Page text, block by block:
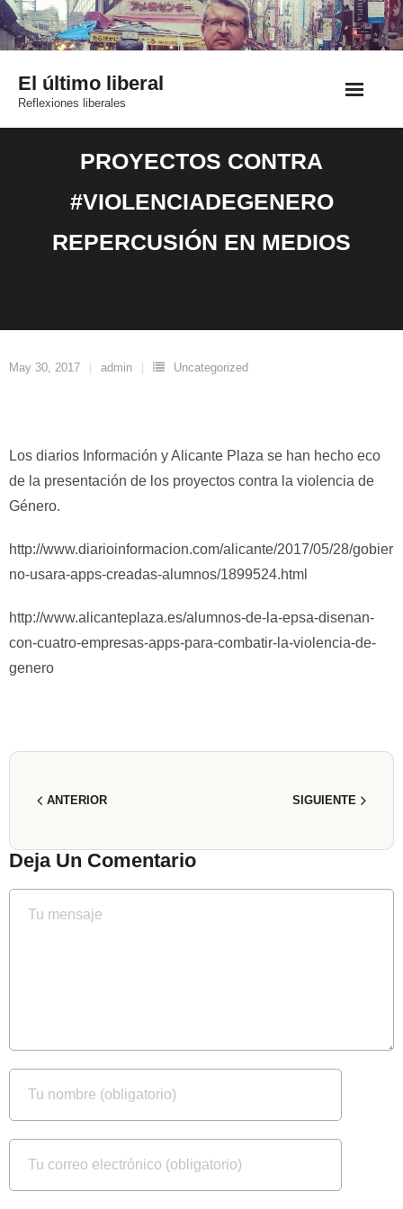
Saltar
al
El último liberal
Reflexiones liberales
PROYECTOS CONTRA
#VIOLENCIADEGENERO
REPERCUSIÓN EN MEDIOS
May 30, 2017 admin Uncategorized
Los diarios Información y Alicante Plaza se han hecho eco
de la presentación de los proyectos contra la violencia de
Género.
http://www.diarioinformacion.com/alicante/2017/05/28/gobier
no-usara-apps-creadas-alumnos/1899524.html
http://www.alicanteplaza.es/alumnos-de-la-epsa-disenan-
con-cuatro-empresas-apps-para-combatir-la-violencia-de-
genero
ANTERIOR SIGUIENTE
Deja Un Comentario